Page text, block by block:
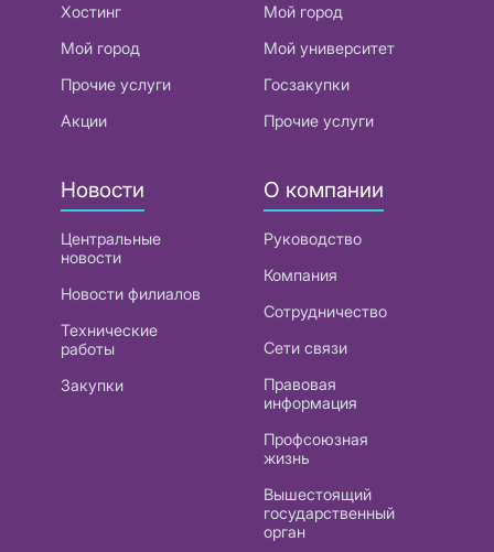
Хостинг
Мой город
Прочие услуги
Акции
Мой город
Мой университет
Госзакупки
Прочие услуги
Новости
Центральные
новости
Новости филиалов
Технические
работы
Закупки
О компании
Руководство
Компания
Сотрудничество
Сети связи
Правовая
информация
Профсоюзная
жизнь
Вышестоящий
государственный
орган